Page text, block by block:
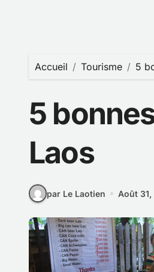
Accueil Tourisme 5
5
Laos
par Le Laotien Août 31,